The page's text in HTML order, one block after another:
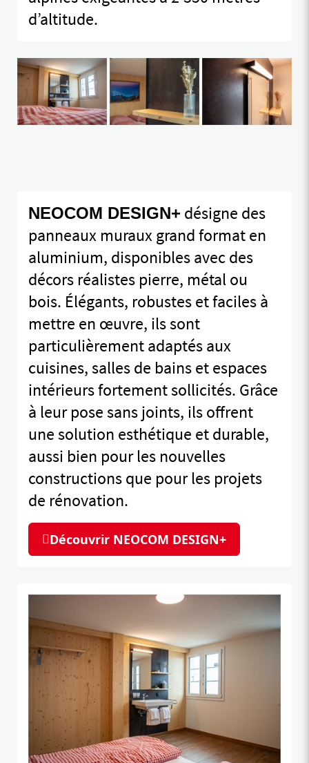
d’altitude.
NEOCOM DESIGN+ désigne des
panneaux muraux grand format en
aluminium, disponibles avec des
décors réalistes pierre, métal ou
bois. Élégants, robustes et faciles à
mettre en œuvre, ils sont
particulièrement adaptés aux
cuisines, salles de bains et espaces
intérieurs fortement sollicités. Grâce
à leur pose sans joints, ils offrent
une solution esthétique et durable,
aussi bien pour les nouvelles
constructions que pour les projets
de rénovation.
Découvrir NEOCOM DESIGN+